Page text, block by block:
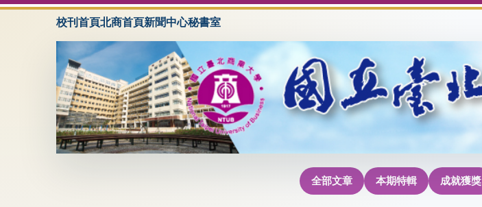
校刊首頁北商首頁新聞中心秘書室
全部文章 本期特輯 成就獲獎